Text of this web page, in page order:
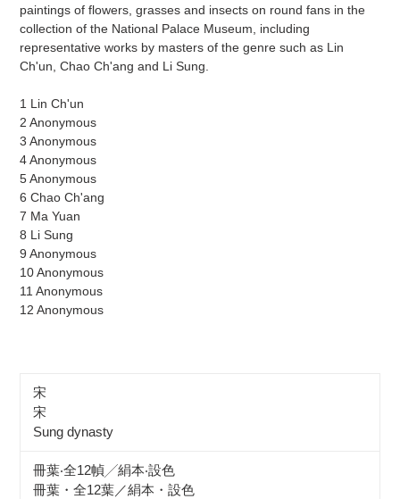
paintings of flowers, grasses and insects on round fans in the
collection of the National Palace Museum, including
representative works by masters of the genre such as Lin
Ch'un, Chao Ch'ang and Li Sung.
1 Lin Ch'un
2 Anonymous
3 Anonymous
4 Anonymous
5 Anonymous
6 Chao Ch'ang
7 Ma Yuan
8 Li Sung
9 Anonymous
10 Anonymous
11 Anonymous
12 Anonymous
宋
宋
Sung dynasty
冊葉‧全12幀╱絹本‧設色
冊葉・全12葉／絹本・設色